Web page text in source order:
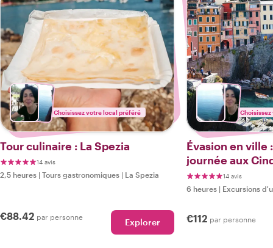
Choisissez votre local préféré
Tour culinaire : La Spezia
14 avis
2,5 heures | Tours gastronomiques | La Spezia
€88.42 par personne Explorer
Évasion en ville
journée aux
train
14 avis
6 heures | Excursions
€112 par personne